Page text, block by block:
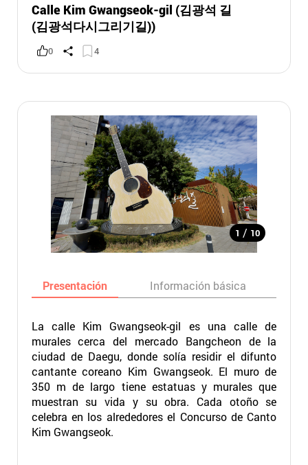
Calle Kim Gwangseok-gil (김광석 길
(김광석다시그리기길))
0 4
1 / 10
Presentación Información básica
La calle Kim Gwangseok-gil es una calle de
murales cerca del mercado Bangcheon de la
ciudad de Daegu, donde solía residir el difunto
cantante coreano Kim Gwangseok. El muro de
350 m de largo tiene estatuas y murales que
muestran su vida y su obra. Cada otoño se
celebra en los alrededores el Concurso de Canto
Kim Gwangseok.